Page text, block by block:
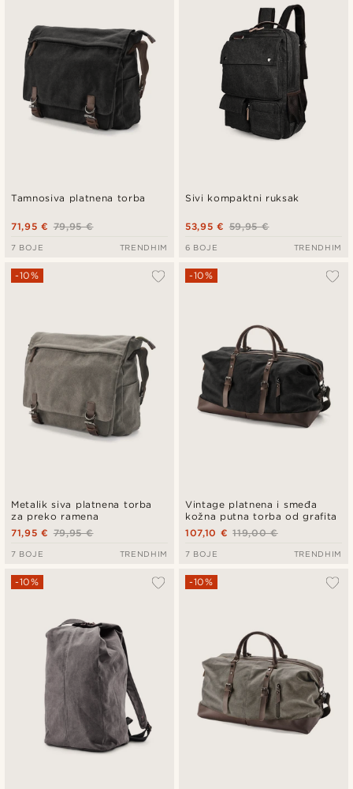
Najviša cijena
Tamnosiva platnena torba
79,95 €
71,95 €
7 BOJE TRENDHIM
Sivi kompaktni ruksak
59,95 €
53,95 €
6 BOJE TRENDHIM
Metalik siva platnena torba
za preko ramena
-10%
79,95 €
71,95 €
7 BOJE TRENDHIM
Vintage platnena i smeđa
kožna putna torba od grafita
-10%
119,00 €
107,10 €
7 BOJE TRENDHIM
-10% -10%